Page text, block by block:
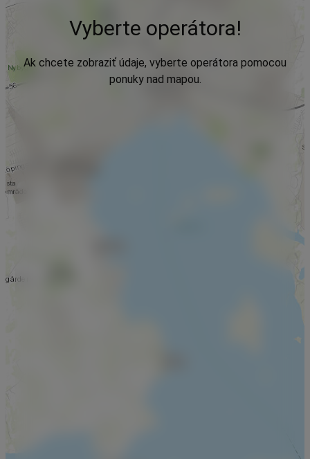
Vyberte operátora!
Ak chcete zobraziť údaje, vyberte operátora pomocou
ponuky nad mapou.